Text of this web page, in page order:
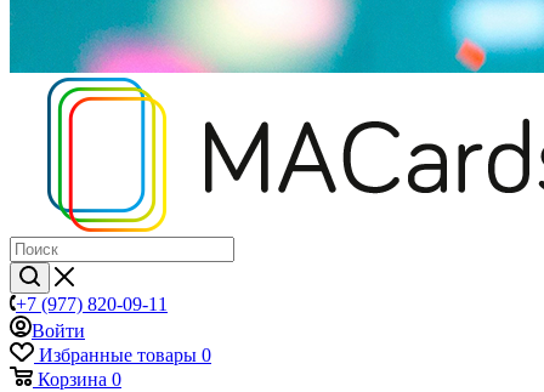
+7 (977) 820-09-11
Войти
Избранные товары 0
Корзина 0